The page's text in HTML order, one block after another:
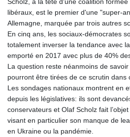
Scholz, à la tête d'une coalition
libéraux, est le premier d'une "super-
Allemagne, marquée par trois autres
En cinq ans, les sociaux-démocrates
totalement inverser la tendance avec
emporté en 2017 avec plus de 40%
La question reste néanmoins de
pourront être tirées de ce scrutin dans
Les sondages nationaux montrent en
depuis les législatives: ils sont
conservateurs et Olaf Scholz fait
visant en particulier son manque de
en Ukraine ou la pandémie.